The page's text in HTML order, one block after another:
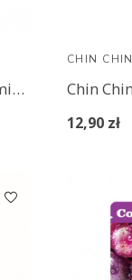
Chin Chin Green Tea Drink Jasmine No Sugar 530 ml
CHIN CHIN
12,90 zł